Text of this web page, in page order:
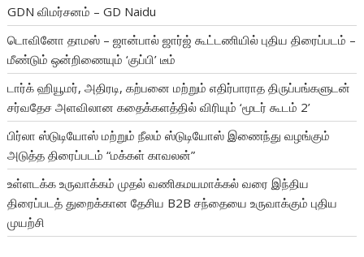
GDN விமர்சனம் – GD Naidu
டொவினோ தாமஸ் – ஜான்பால் ஜார்ஜ் கூட்டணியில் புதிய திரைப்படம் –
மீண்டும் ஒன்றிணையும் ‘குப்பி’ டீம்
டார்க் ஹியூமர், அதிரடி, கற்பனை மற்றும் எதிர்பாராத திருப்பங்களுடன்
சர்வதேச அளவிலான கதைக்களத்தில் விரியும் ‘மூடர் கூடம் 2’
பிர்லா ஸ்டுடியோஸ் மற்றும் நீலம் ஸ்டுடியோஸ் இணைந்து வழங்கும்
அடுத்த திரைப்படம் “மக்கள் காவலன்”
உள்ளடக்க உருவாக்கம் முதல் வணிகமயமாக்கல் வரை இந்திய
திரைப்படத் துறைக்கான தேசிய B2B சந்தையை உருவாக்கும் புதிய
முயற்சி